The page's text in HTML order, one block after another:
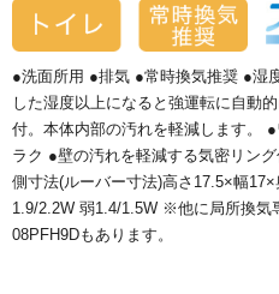
●洗面所用 ●排気 ●常時換気推奨 ●湿
した湿度以上になると強運転に自動
付。本体内部の汚れを軽減します。
ラク ●壁の汚れを軽減する気密リン
側寸法(ルーバー寸法)高さ17.5×幅
1.9/2.2W 弱1.4/1.5W ※他に局所換気
08PFH9Dもあります。